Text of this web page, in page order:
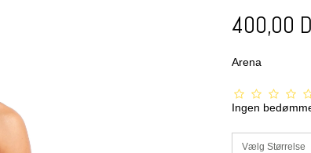
400,00
Arena
Ingen
Vælg Størrelse